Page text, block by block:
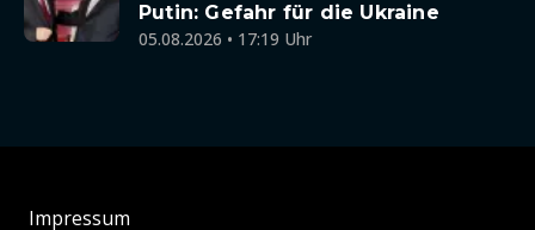
Putin: Gefahr für die Ukraine
05.08.2026 • 17:19 Uhr
Impressum